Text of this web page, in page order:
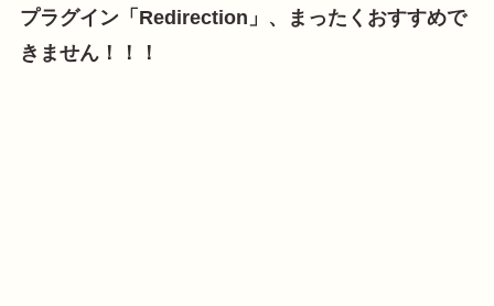
プラグイン「Redirection」、まったくおすすめで
きません！！！